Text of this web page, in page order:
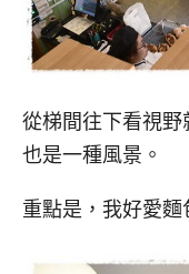
從梯間往下看視
也是一種風景。
重點是，我好愛